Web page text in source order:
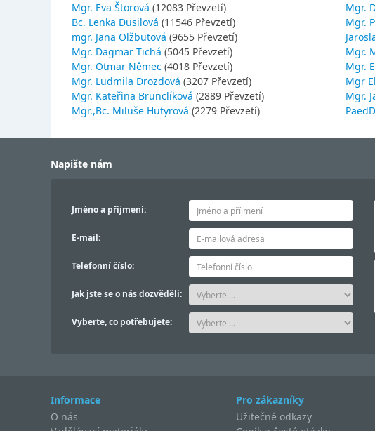
Mgr. Eva Štorová (12083 Převzetí)
Bc. Lenka Dusilová (11546 Převzetí)
mgr. Jana Olžbutová (9655 Převzetí)
Mgr. Dagmar Tichá (5045 Převzetí)
Mgr. Otmar Němec (4018 Převzetí)
Mgr. Ludmila Drozdová (3207 Převzetí)
Mgr. Kateřina Brunclíková (2889 Převzetí)
Mgr.,Bc. Miluše Hutyrová (2279 Převzetí)
Mgr.
Mgr.
Mgr.
Mgr.
Mgr
Mgr.
Napište nám
Jméno a příjmení:
E-mail:
Telefonní číslo:
Jak jste se o nás dozvěděli:
Vyberte, co potřebujete:
Informace
O nás
Pro zákazníky
Užitečné odkazy